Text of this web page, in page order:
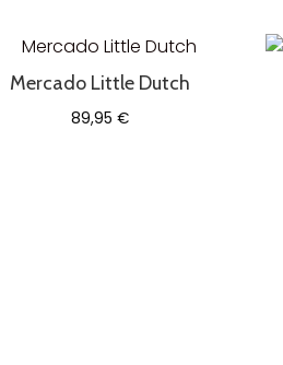
Mercado Little Dutch
89,95€